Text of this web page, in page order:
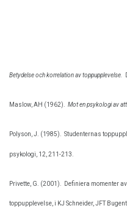
Betydelse och korrelation av toppupplevelse.
Maslow, AH (1962). Mot en psykologi av
Polyson, J. (1985). Studenternas
psykologi, 12, 211-213.
Privette, G. (2001). Definiera momenter
toppupplevelse, i KJ Schneider, JFT